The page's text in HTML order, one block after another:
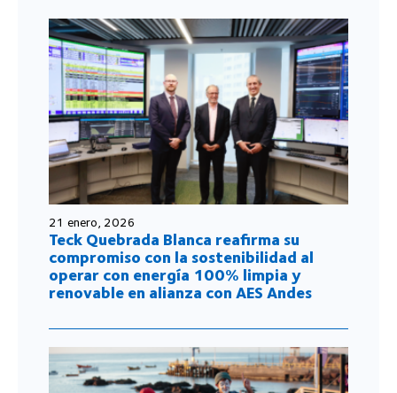
21 enero, 2026
Teck Quebrada Blanca reafirma su
compromiso con la sostenibilidad al
operar con energía 100% limpia y
renovable en alianza con AES Andes